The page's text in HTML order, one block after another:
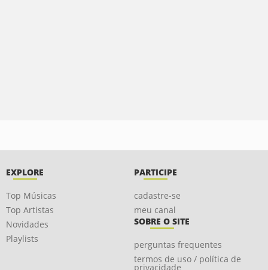
EXPLORE
Top Músicas
Top Artistas
Novidades
Playlists
PARTICIPE
cadastre-se
meu canal
SOBRE O SITE
perguntas frequentes
termos de uso / política de
privacidade